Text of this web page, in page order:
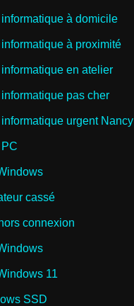
à domicile
à proximité
en atelier
pas cher
urgent Nancy
cassé
connexion
11
SSD